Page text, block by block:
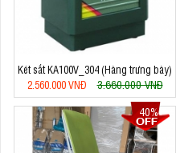
Két sắt KA100V_304 (Hàng trưng bày)
2.560.000 VNĐ
3.660.000 VNĐ
40%